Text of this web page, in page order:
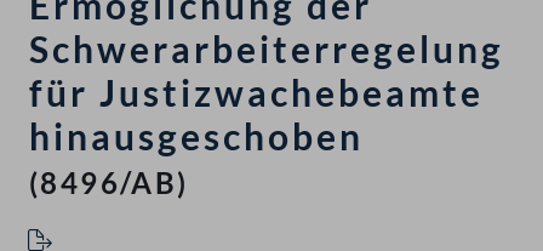
Schwerarbeiterregelung
für Justizwachebeamte
hinausgeschoben
(8496/AB)